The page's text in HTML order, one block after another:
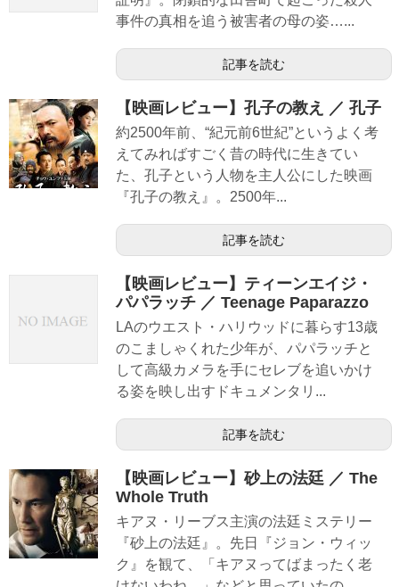
事件の真相を追う被害者の母の姿…...
記事を読む
【映画レビュー】孔子の教え ／ 孔子
約2500年前、“紀元前6世紀”というよく考
えてみればすごく昔の時代に生きてい
た、孔子という人物を主人公にした映画
『孔子の教え』。2500年...
記事を読む
【映画レビュー】ティーンエイジ・
パパラッチ ／ Teenage Paparazzo
LAのウエスト・ハリウッドに暮らす13歳
のこましゃくれた少年が、パパラッチと
して高級カメラを手にセレブを追いかけ
る姿を映し出すドキュメンタリ...
記事を読む
【映画レビュー】砂上の法廷 ／ The
Whole Truth
キアヌ・リーブス主演の法廷ミステリー
『砂上の法廷』。先日『ジョン・ウィッ
ク』を観て、「キアヌってばまったく老